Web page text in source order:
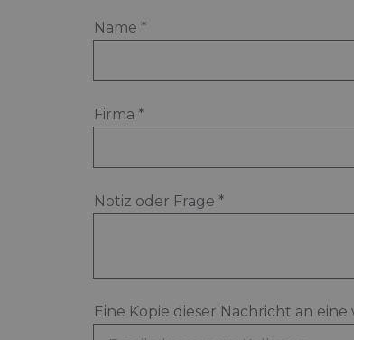
Name *
Firma *
Notiz oder Frage *
Eine Kopie dieser Nachricht an eine